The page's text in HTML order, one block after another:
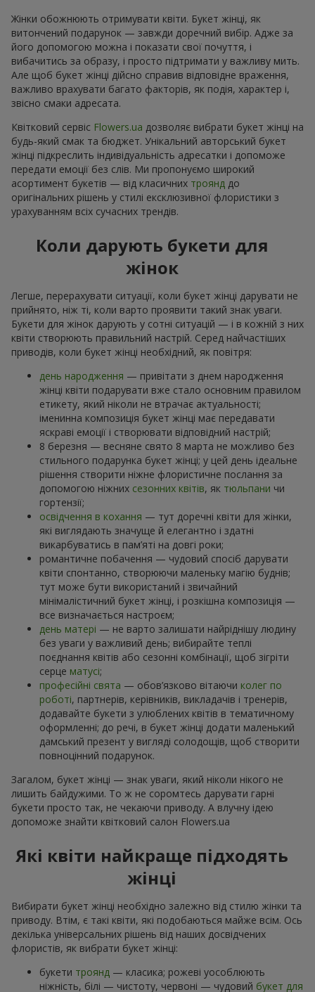
Жінки обожнюють отримувати квіти. Букет жінці, як
витончений подарунок — завжди доречний вибір. Адже за
його допомогою можна і показати свої почуття, і
вибачитись за образу, і просто підтримати у важливу мить.
Але щоб букет жінці дійсно справив відповідне враження,
важливо врахувати багато факторів, як подія, характер і,
звісно смаки адресата.
Квітковий сервіс Flowers.ua дозволяє вибрати букет жінці на
будь-який смак та бюджет. Унікальний авторський букет
жінці підкреслить індивідуальність адресатки і допоможе
передати емоції без слів. Ми пропонуємо широкий
асортимент букетів — від класичних троянд до
оригінальних рішень у стилі ексклюзивної флористики з
урахуванням всіх сучасних трендів.
Коли дарують букети для
жінок
Легше, перерахувати ситуації, коли букет жінці дарувати не
прийнято, ніж ті, коли варто проявити такий знак уваги.
Букети для жінок дарують у сотні ситуацій — і в кожній з них
квіти створюють правильний настрій. Серед найчастіших
приводів, коли букет жінці необхідний, як повітря:
день народження — привітати з днем народження
жінці квіти подарувати вже стало основним правилом
етикету, який ніколи не втрачає актуальності;
іменинна композиція букет жінці має передавати
яскраві емоції і створювати відповідний настрій;
8 березня — весняне свято 8 марта не можливо без
стильного подарунка букет жінці; у цей день ідеальне
рішення створити ніжне флористичне послання за
допомогою ніжних сезонних квітів, як тюльпани чи
гортензії;
освідчення в кохання — тут доречні квіти для жінки,
які виглядають значуще й елегантно і здатні
викарбуватись в пам’яті на довгі роки;
романтичне побачення — чудовий спосіб дарувати
квіти спонтанно, створюючи маленьку магію буднів;
тут може бути використаний і звичайний
мінімалістичний букет жінці, і розкішна композиція —
все визначається настроєм;
день матері — не варто залишати найріднішу людину
без уваги у важливий день; вибирайте теплі
поєднання квітів або сезонні комбінації, щоб зігріти
серце матусі;
професійні свята — обов’язково вітаючи колег по
роботі, партнерів, керівників, викладачів і тренерів,
додавайте букети з улюблених квітів в тематичному
оформленні; до речі, в букет жінці додати маленький
дамський презент у вигляді солодощів, щоб створити
повноцінний подарунок.
Загалом, букет жінці — знак уваги, який ніколи нікого не
лишить байдужими. То ж не соромтесь дарувати гарні
букети просто так, не чекаючи приводу. А влучну ідею
допоможе знайти квітковий салон Flowers.ua
Які квіти найкраще підходять
жінці
Вибирати букет жінці необхідно залежно від стилю жінки та
приводу. Втім, є такі квіти, які подобаються майже всім. Ось
декілька універсальних рішень від наших досвідчених
флористів, як вибрати букет жінці:
букети троянд — класика; рожеві уособлюють
ніжність, білі — чистоту, червоні — чудовий букет для